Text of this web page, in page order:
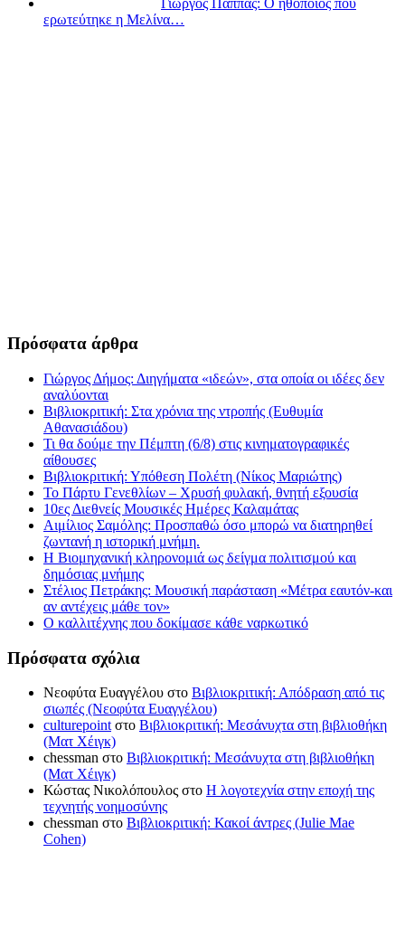
ερωτεύτηκε η Μελίνα…
Πρόσφατα άρθρα
Γιώργος Δήμος: Διηγήματα «ιδεών», στα οποία οι ιδέες δεν
αναλύονται
Βιβλιοκριτική: Στα χρόνια της ντροπής (Ευθυμία
Αθανασιάδου)
Τι θα δούμε την Πέμπτη (6/8) στις κινηματογραφικές
αίθουσες
Βιβλιοκριτική: Υπόθεση Πολέτη (Νίκος Μαριώτης)
Το Πάρτυ Γενεθλίων – Χρυσή φυλακή, θνητή εξουσία
10ες Διεθνείς Μουσικές Ημέρες Καλαμάτας
Αιμίλιος Σαμόλης: Προσπαθώ όσο μπορώ να διατηρηθεί
ζωντανή η ιστορική μνήμη.
Η Βιομηχανική κληρονομιά ως δείγμα πολιτισμού και
δημόσιας μνήμης
Στέλιος Πετράκης: Μουσική παράσταση «Μέτρα εαυτόν-και
αν αντέχεις μάθε τον»
Ο καλλιτέχνης που δοκίμασε κάθε ναρκωτικό
Πρόσφατα σχόλια
Νεοφύτα Ευαγγέλου στο Βιβλιοκριτική: Απόδραση από τις
σιωπές (Νεοφύτα Ευαγγέλου)
culturepointστο Βιβλιοκριτική: Μεσάνυχτα στη βιβλιοθήκη
(Ματ Χέιγκ)
chessman στο Βιβλιοκριτική: Μεσάνυχτα στη βιβλιοθήκη
(Ματ Χέιγκ)
Κώστας Νικολόπουλος στο Η λογοτεχνία στην εποχή της
τεχνητής νοημοσύνης
chessman στο Βιβλιοκριτική: Κακοί άντρες (Julie Mae
Cohen)